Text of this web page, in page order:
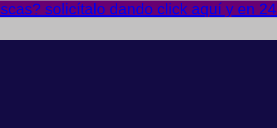
solicítalo dando click aquí y en